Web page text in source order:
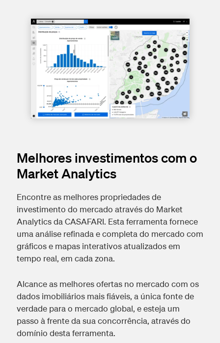
Melhores investimentos com o
Market Analytics
Encontre as melhores propriedades de
investimento do mercado através do Market
Analytics da CASAFARI. Esta ferramenta fornece
uma análise refinada e completa do mercado com
gráficos e mapas interativos atualizados em
tempo real, em cada zona.
Alcance as melhores ofertas no mercado com os
dados imobiliários mais fiáveis, a única fonte de
verdade para o mercado global, e esteja um
passo à frente da sua concorrência, através do
domínio desta ferramenta.